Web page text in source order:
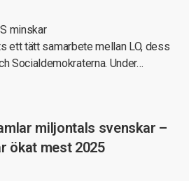
minskar
ett tätt samarbete mellan LO, dess
Socialdemokraterna. Under…
miljontals svenskar –
ökat mest 2025